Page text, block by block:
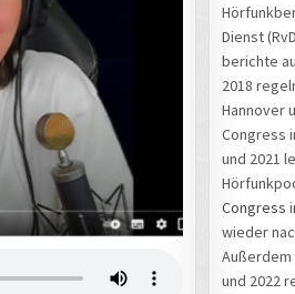
Dienst
berichte
2018
Hannover
Congress
und 2021
Congress
wieder
Außerdem
und 2022